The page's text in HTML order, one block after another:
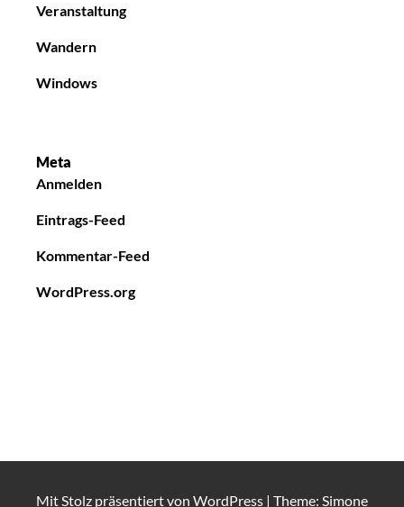
Veranstaltung
Wandern
Windows
Meta
Anmelden
Eintrags-Feed
Kommentar-Feed
WordPress.org
Mit Stolz präsentiert von WordPress | Theme: Simone